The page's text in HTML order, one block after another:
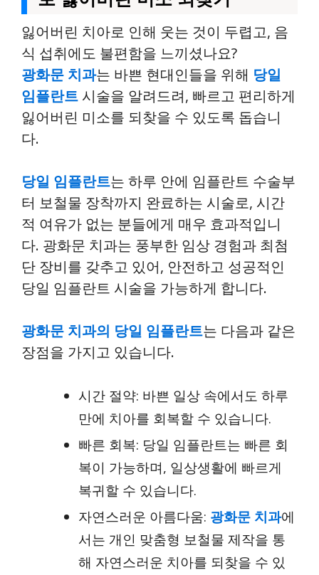
잃어버린 치아로 인해 웃는 것이 두렵고, 음
식 섭취에도 불편함을 느끼셨나요?
광화문 치과는 바쁜 현대인들을 위해 당일
임플란트 시술을 알려드려, 빠르고 편리하게
잃어버린 미소를 되찾을 수 있도록 돕습니
다.
당일 임플란트는 하루 안에 임플란트 수술부
터 보철물 장착까지 완료하는 시술로, 시간
적 여유가 없는 분들에게 매우 효과적입니
다. 광화문 치과는 풍부한 임상 경험과 최첨
단 장비를 갖추고 있어, 안전하고 성공적인
당일 임플란트 시술을 가능하게 합니다.
광화문 치과의 당일 임플란트는 다음과 같은
장점을 가지고 있습니다.
시간 절약: 바쁜 일상 속에서도 하루
만에 치아를 회복할 수 있습니다.
빠른 회복: 당일 임플란트는 빠른 회
복이 가능하며, 일상생활에 빠르게
복귀할 수 있습니다.
자연스러운 아름다움: 광화문 치과에
서는 개인 맞춤형 보철물 제작을 통
해 자연스러운 치아를 되찾을 수 있